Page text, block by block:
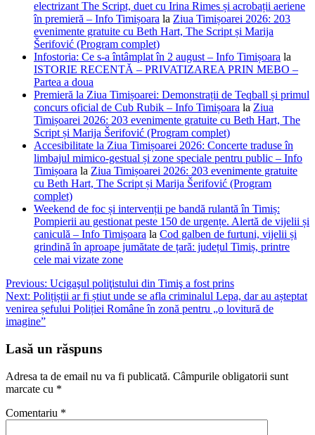
electrizant The Script, duet cu Irina Rimes și acrobații aeriene
în premieră – Info Timișoara la Ziua Timișoarei 2026: 203
evenimente gratuite cu Beth Hart, The Script și Marija
Šerifović (Program complet)
Infostoria: Ce s-a întâmplat în 2 august – Info Timișoara la
ISTORIE RECENTĂ – PRIVATIZAREA PRIN MEBO –
Partea a doua
Premieră la Ziua Timișoarei: Demonstrații de Teqball și primul
concurs oficial de Cub Rubik – Info Timișoara la Ziua
Timișoarei 2026: 203 evenimente gratuite cu Beth Hart, The
Script și Marija Šerifović (Program complet)
Accesibilitate la Ziua Timișoarei 2026: Concerte traduse în
limbajul mimico-gestual și zone speciale pentru public – Info
Timișoara la Ziua Timișoarei 2026: 203 evenimente gratuite
cu Beth Hart, The Script și Marija Šerifović (Program
complet)
Weekend de foc și intervenții pe bandă rulantă în Timiș:
Pompierii au gestionat peste 150 de urgențe. Alertă de vijelii și
caniculă – Info Timișoara la Cod galben de furtuni, vijelii și
grindină în aproape jumătate de țară: județul Timiș, printre
cele mai vizate zone
Navigare
în
articole
Previous: Ucigaşul poliţistului din Timiş a fost prins
Next: Polițiștii ar fi știut unde se afla criminalul Lepa, dar au așteptat
venirea șefului Poliției Române în zonă pentru „o lovitură de
imagine”
Lasă un răspuns
Adresa ta de email nu va fi publicată. Câmpurile obligatorii sunt
marcate cu *
Comentariu *